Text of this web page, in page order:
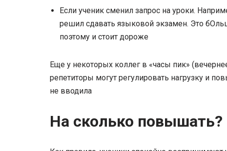
Если ученик сменил запрос на уроки.
решил сдавать языковой экзамен. Это
поэтому и стоит дороже
Еще у некоторых коллег в «часы пик»
репетиторы могут регулировать нагрузку и
не вводила
На сколько повышать?